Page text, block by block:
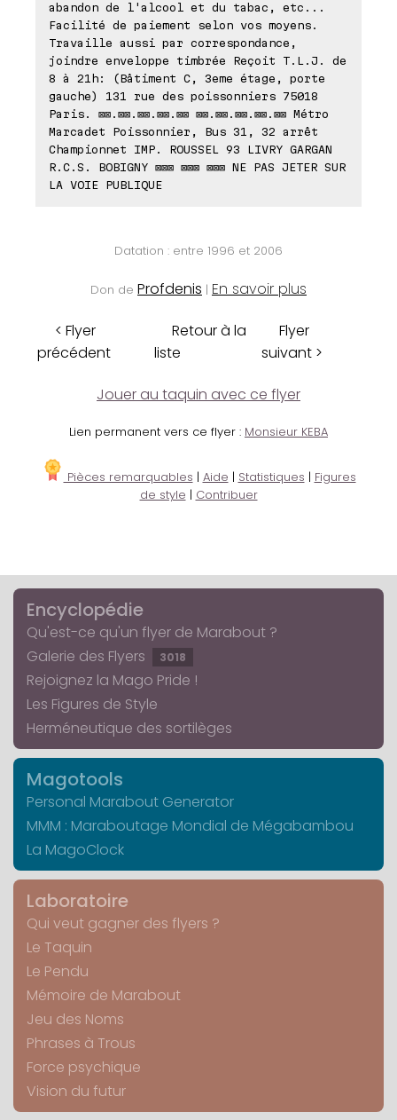
abandon de l'alcool et du tabac, etc...
Facilité de paiement selon vos moyens.
Travaille aussi par correspondance,
joindre enveloppe timbrée Reçoit T.L.J. de
8 à 21h: (Bâtiment C, 3eme étage, porte
gauche) 131 rue des poissonniers 75018
Paris. ⊠⊠.⊠⊠.⊠⊠.⊠⊠.⊠⊠ ⊠⊠.⊠⊠.⊠⊠.⊠⊠.⊠⊠ Métro
Marcadet Poissonnier, Bus 31, 32 arrêt
Championnet IMP. ROUSSEL 93 LIVRY GARGAN
R.C.S. BOBIGNY ⊠⊠⊠ ⊠⊠⊠ ⊠⊠⊠ NE PAS JETER SUR
LA VOIE PUBLIQUE
Datation : entre 1996 et 2006
Don de Profdenis | En savoir plus
< Flyer
précédent
Retour à la
liste
Flyer
suivant >
Jouer au taquin avec ce flyer
Lien permanent vers ce flyer : Monsieur KEBA
Pièces remarquables | Aide | Statistiques | Figures
de style | Contribuer
Encyclopédie
Qu'est-ce qu'un flyer de Marabout ?
Galerie des Flyers
3018
Rejoignez la Mago Pride !
Les Figures de Style
Herméneutique des sortilèges
Magotools
Personal Marabout Generator
MMM : Maraboutage Mondial de Mégabambou
La MagoClock
Laboratoire
Qui veut gagner des flyers ?
Le Taquin
Le Pendu
Mémoire de Marabout
Jeu des Noms
Phrases à Trous
Force psychique
Vision du futur